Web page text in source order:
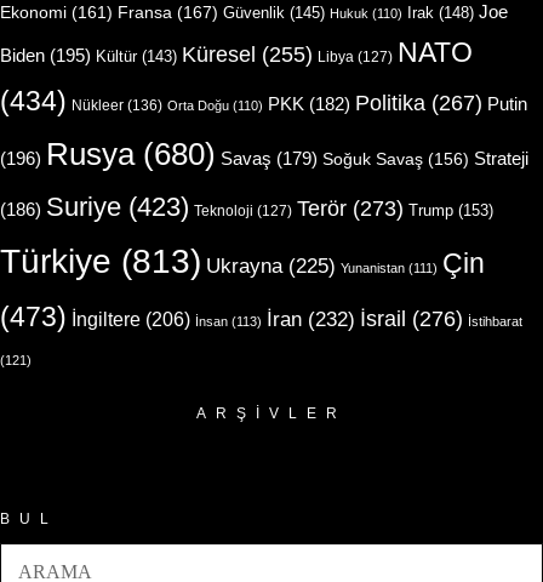
Ekonomi (161) Fransa (167) Güvenlik (145) Hukuk (110) Irak (148) Joe
Biden (195) Kültür(143) Küresel (255) Libya (127) NATO
(434) Nükleer (136) Orta Doğu (110) PKK (182) Politika (267) Putin
(196) Rusya(680) Savaş (179) Soğuk Savaş (156) Strateji
(186) Suriye (423) Teknoloji (127) Terör (273) Trump (153)
Türkiye (813) Ukrayna(225) Yunanistan (111) Çin
(473) İngiltere (206) İnsan (113) İran (232) İsrail (276) İstihbarat
(121)
ARŞIVLER
BUL